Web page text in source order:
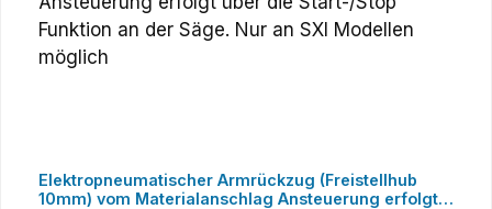
Elektropneumatischer Armrückzug (Freistellhub
10mm) vom Materialanschlag Ansteuerung erfolgt